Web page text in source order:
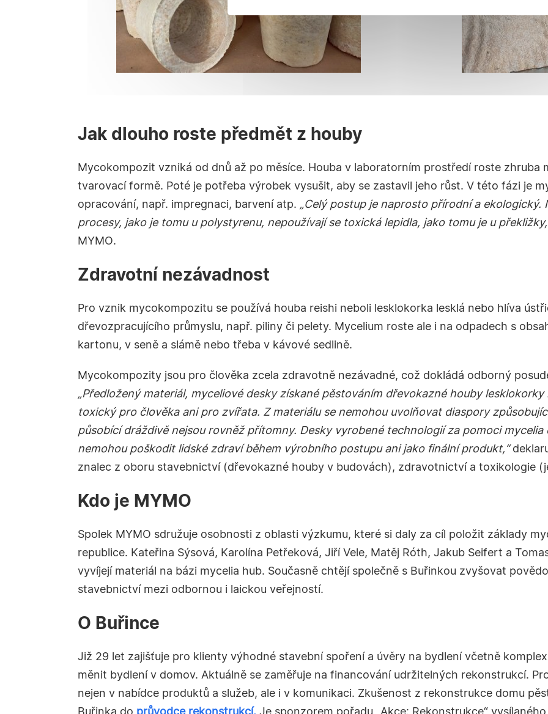
Jak dlouho roste předmět z houby
Mycokompozit vzniká od dnů až po měsíce. Houba v laboratorním prostředí roste zhruba
tvarovací formě. Poté je potřeba výrobek vysušit, aby se zastavil jeho růst. V této fázi je
opracování, např. impregnaci, barvení atp. „Celý postup je naprosto přírodní a
procesy, jako je tomu u polystyrenu, nepoužívají se toxická lepidla, jako tomu je u
MYMO.
Zdravotní nezávadnost
Pro vznik mycokompozitu se používá houba reishi neboli lesklokorka lesklá nebo hlíva
dřevozpracujícího průmyslu, např. piliny či pelety. Mycelium roste ale i na odpadech s
kartonu, v seně a slámě nebo třeba v kávové sedlině.
Mycokompozity jsou pro člověka zcela zdravotně nezávadné, což dokládá odborný
„Předložený materiál, myceliové desky získané pěstováním dřevokazné houby
toxický pro člověka ani pro zvířata. Z materiálu se nemohou uvolňovat diaspory
působící dráždivě nejsou rovněž přítomny. Desky vyrobené technologií za pomoci
nemohou poškodit lidské zdraví během výrobního postupu ani jako finální produkt,“
znalec z oboru stavebnictví (dřevokazné houby v budovách), zdravotnictví a toxikologie
Kdo je MYMO
Spolek MYMO sdružuje osobnosti z oblasti výzkumu, které si daly za cíl položit základy
republice. Kateřina Sýsová, Karolína Petřeková, Jiří Vele, Matěj Róth, Jakub Seifert a
vyvíjejí materiál na bázi mycelia hub. Současně chtějí společně s Buřinkou zvyšovat
stavebnictví mezi odbornou i laickou veřejností.
O Buřince
Již 29 let zajišťuje pro klienty výhodné stavební spoření a úvěry na bydlení včetně
měnit bydlení v domov. Aktuálně se zaměřuje na financování udržitelných rekonstrukcí.
nejen v nabídce produktů a služeb, ale i v komunikaci. Zkušenost z rekonstrukce domu
Buřinka do průvodce rekonstrukcí. Je sponzorem pořadu „Akce: Rekonstrukce“